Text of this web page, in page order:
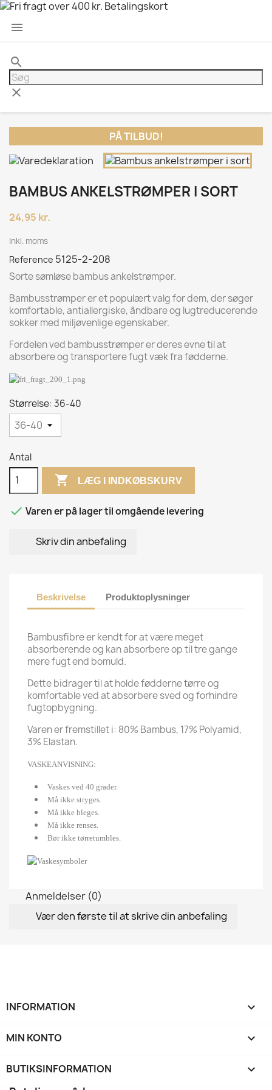

search
clear
PÅ TILBUD!
BAMBUS ANKELSTRØMPER I SORT
24,95 kr.
Inkl. moms
Reference 5125-2-208
Sorte sømløse bambus ankelstrømper.
Bambusstrømper er et populært valg for dem, der søger
komfortable, antiallergiske, åndbare og lugtreducerende
sokker med miljøvenlige egenskaber.
Fordelen ved bambusstrømper er deres evne til at
absorbere og transportere fugt væk fra fødderne.
Størrelse: 36-40
Antal
 LÆG I INDKØBSKURV
 Varen er på lager til omgående levering
Skriv din anbefaling
Beskrivelse Produktoplysninger
Bambusfibre er kendt for at være meget
absorberende og kan absorbere op til tre gange
mere fugt end bomuld.
Dette bidrager til at holde fødderne tørre og
komfortable ved at absorbere sved og forhindre
fugtopbygning.
Varen er fremstillet i: 80% Bambus, 17% Polyamid,
3% Elastan.
VASKEANVISNING:
Vaskes ved 40 grader.
Må ikke stryges.
Må ikke bleges.
Må ikke renses.
Bør ikke tørretumbles.
Anmeldelser (0)
Vær den første til at skrive din anbefaling
INFORMATION 
MIN KONTO 
BUTIKSINFORMATION keyboard_arrow_down